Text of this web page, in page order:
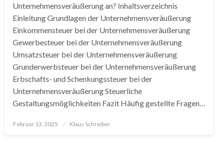
Unternehmensveräußerung an? Inhaltsverzeichnis
Einleitung Grundlagen der Unternehmensveräußerung
Einkommensteuer bei der Unternehmensveräußerung
Gewerbesteuer bei der Unternehmensveräußerung
Umsatzsteuer bei der Unternehmensveräußerung
Grunderwerbsteuer bei der Unternehmensveräußerung
Erbschafts- und Schenkungssteuer bei der
Unternehmensveräußerung Steuerliche
Gestaltungsmöglichkeiten Fazit Häufig gestellte Fragen…
Posted
Februar 13, 2025 Klaus Schreiber